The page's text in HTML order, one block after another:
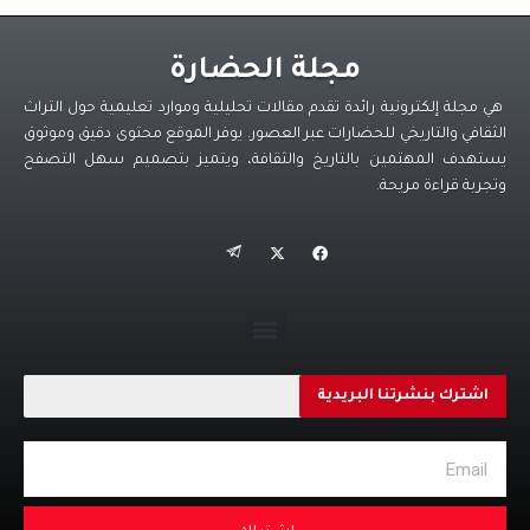
وبينما يعوّل البعض على سياسات ترامب لتحفيز
الاقتصاد وإحداث تغيير جذري يُعيد الأمل لطبقات
المجتمع المرهَقة، تبقى المخاوف قائمة. فشل ترامب في
تتزايد التوقعات بحدوث احتجاجات إذا لم تُؤتِ سياساته
الطبقات المحرومة باتت تشعر أنها لا تحصل على جزء من
“رغد الحياة الأمريكية” الذي طالما وُعِد به الجميع.
مجلة الحضارة
هي مجلة إلكترونية رائدة تقدم مقالات تحليلية وموارد تعليمية حول التراث
الثقافي والتاريخي للحضارات عبر العصور. يوفر الموقع محتوى دقيق وموثوق
يستهدف المهتمين بالتاريخ والثقافة، ويتميز بتصميم سهل التصفح
وتجربة قراءة مريحة.
اشترك بنشرتنا البريدية